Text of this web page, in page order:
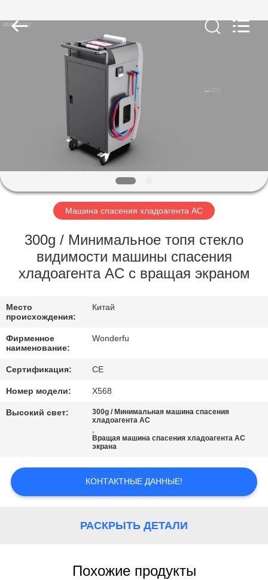
ПРОДУКТЫ
ПУТЕШЕСТВИЕ
ФАБРИКИ
ПРОВЕРКА
КАЧЕСТВА
СВЯЖИТЕСЬ
МЫ
СПРОСИТЕ
ЦИТАТУ
PRIVACY
POLICY
Equipment
Машина спасения хладоагента AC
300g / Минимальное топя стекло
видимости машины спасения
хладоагента AC с вращая экраном
Место
происхождения:
Китай
Фирменное
наименование:
Wonderfu
Сертификация: CE
Номер модели: Х568
Высокий свет:
300g / Минимальная машина спасения
хладоагента AC
,
Вращая машина спасения хладоагента AC
экрана
КОНТАКТНЫЕ ДАННЫЕ!
РАСКРЫТЬ ДЕТАЛИ
Похожие продукты